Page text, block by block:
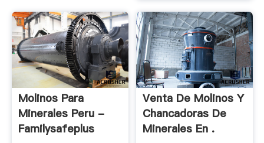
Molinos Para
Minerales Peru -
Familysafeplus
Venta De Molinos Y
Chancadoras De
Minerales En .